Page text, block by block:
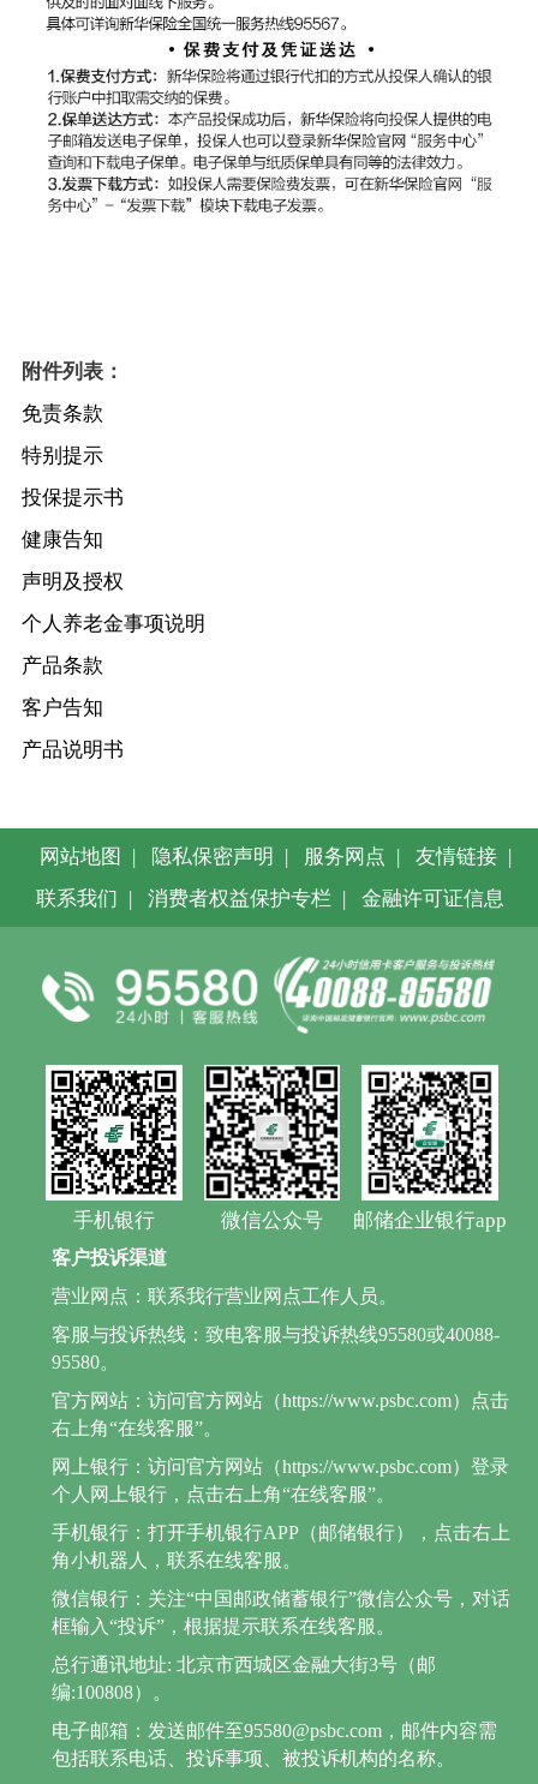
附件列表：
免责条款
特别提示
投保提示书
健康告知
声明及授权
个人养老金事项说明
产品条款
客户告知
产品说明书
网站地图 | 隐私保密声明 | 服务网点 | 友情链接 |
联系我们 | 消费者权益保护专栏 | 金融许可证信息
手机银行 微信公众号 邮储企业银行app
客户投诉渠道
营业网点：联系我行营业网点工作人员。
客服与投诉热线：致电客服与投诉热线95580或40088-
95580。
官方网站：访问官方网站（https://www.psbc.com）点击
右上角“在线客服”。
网上银行：访问官方网站（https://www.psbc.com）登录
个人网上银行，点击右上角“在线客服”。
手机银行：打开手机银行APP（邮储银行），点击右上
角小机器人，联系在线客服。
微信银行：关注“中国邮政储蓄银行”微信公众号，对话
框输入“投诉”，根据提示联系在线客服。
总行通讯地址: 北京市西城区金融大街3号（邮
编:100808）。
电子邮箱：发送邮件至95580@psbc.com，邮件内容需
包括联系电话、投诉事项、被投诉机构的名称。